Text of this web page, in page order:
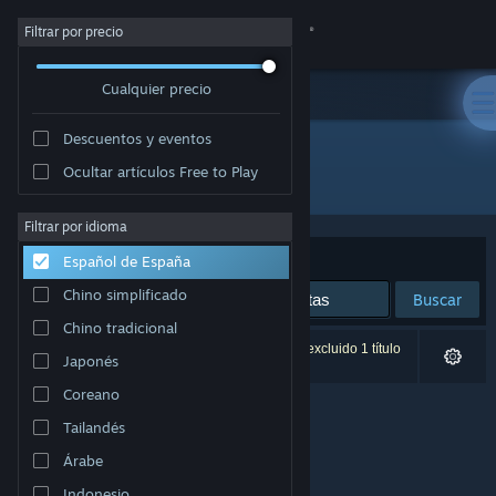
Iniciar sesión
Acerca de
Soporte
Cambiar idioma
Descargar Steam Mobile
Ver versión clásica
Filtrar por precio
Cualquier precio
Descuentos y eventos
Ocultar artículos Free to Play
Filtrar por idioma
Español de España
Chino simplificado
Chino tradicional
Japonés
Coreano
Tailandés
Árabe
Editor: Macondo Games
Ordenar por Relevancia
Buscar
0 resultados coinciden con la búsqueda. Se ha excluido 1 título
basándose en tus preferencias.